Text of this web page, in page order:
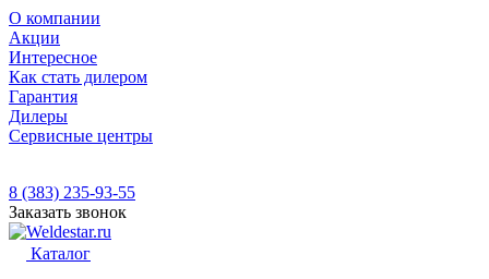
О компании
Акции
Интересное
Как стать дилером
Гарантия
Дилеры
Сервисные центры
8 (383) 235-93-55
Заказать звонок
Каталог